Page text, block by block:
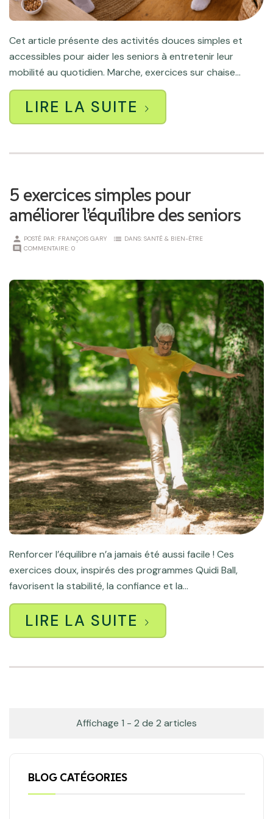
Cet article présente des activités douces simples et
accessibles pour aider les seniors à entretenir leur
mobilité au quotidien. Marche, exercices sur chaise...
LIRE LA SUITE
5 exercices simples pour
améliorer l’équilibre des seniors
person POSTÉ PAR: FRANÇOIS GARY list DANS: SANTÉ & BIEN-ÊTRE
comment COMMENTAIRE: 0
Renforcer l’équilibre n’a jamais été aussi facile ! Ces
exercices doux, inspirés des programmes Quidi Ball,
favorisent la stabilité, la confiance et la...
LIRE LA SUITE
Affichage 1 - 2 de 2 articles
BLOG CATÉGORIES